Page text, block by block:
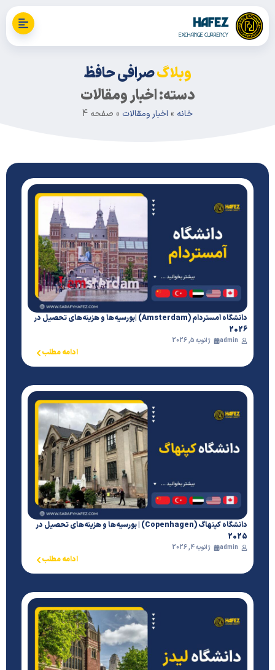
وبلاگصرافی حافظ
دسته: اخبار ومقالات
»اخبار ومقالات»صفحه 4
دانشگاه آمستردام (Amsterdam) |بورسیه‌ها و هزینه‌های تحصیل در
admin ژانویه 5, 2026
ادامه مطلب
دانشگاه کپنهاگ (Copenhagen) | بورسیه‌ها و هزینه‌های تحصیل در
admin ژانویه 4, 2026
ادامه مطلب